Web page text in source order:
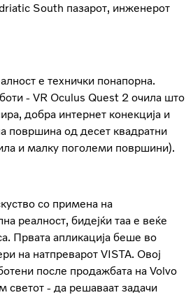
South пазарот, инженерот
е технички понапорна.
- VR Oculus Quest 2 очила што
добра интернет конекција и
површина од десет квадратни
и малку поголеми површини).
со примена на
реалност, бидејќи таа е веќе
Првата апликација беше во
на натпреварот VISTA. Овој
после продажбата на Volvo
- да решаваат задачи